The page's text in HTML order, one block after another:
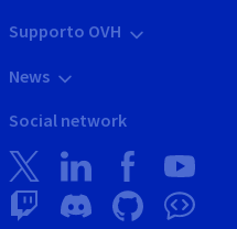
Supporto OVH
News
Social network